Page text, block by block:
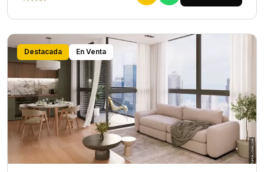
Destacada En Venta